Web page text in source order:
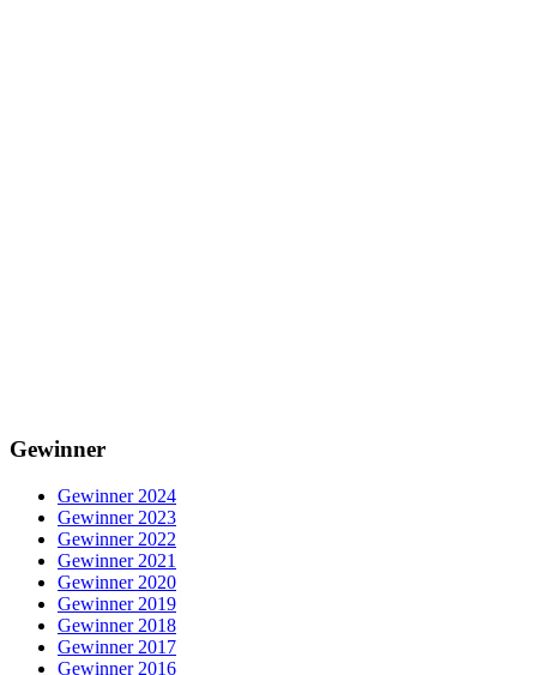
Gewinner
Gewinner 2024
Gewinner 2023
Gewinner 2022
Gewinner 2021
Gewinner 2020
Gewinner 2019
Gewinner 2018
Gewinner 2017
Gewinner 2016